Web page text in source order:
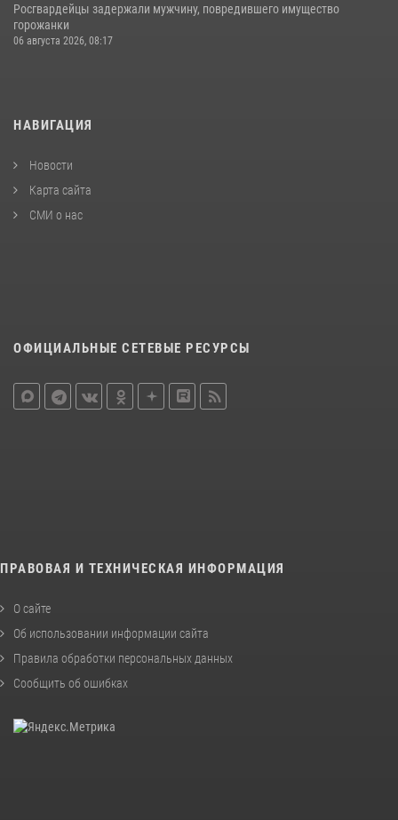
Росгвардейцы задержали мужчину, повредившего имущество
горожанки
06 августа 2026, 08:17
НАВИГАЦИЯ
Новости
Карта сайта
СМИ о нас
ОФИЦИАЛЬНЫЕ СЕТЕВЫЕ РЕСУРСЫ
ПРАВОВАЯ И ТЕХНИЧЕСКАЯ ИНФОРМАЦИЯ
О сайте
Об использовании информации сайта
Правила обработки персональных данных
Сообщить об ошибках